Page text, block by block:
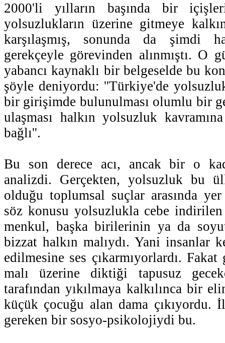
2000'li yılların başında bir
yolsuzlukların üzerine gitmeye
karşılaşmış, sonunda da şimdi
gerekçeyle görevinden alınmıştı. O
yabancı kaynaklı bir belgeselde bu
şöyle deniyordu: ''Türkiye'de
bir girişimde bulunulması olumlu bir
ulaşması halkın yolsuzluk
bağlı''.
Bu son derece acı, ancak bir o
analizdi. Gerçekten, yolsuzluk bu
olduğu toplumsal suçlar arasında
söz konusu yolsuzlukla cebe
menkul, başka birilerinin ya da
bizzat halkın malıydı. Yani insanlar
edilmesine ses çıkarmıyorlardı.
malı üzerine diktiği tapusuz
tarafından yıkılmaya kalkılınca bir
küçük çocuğu alan dama çıkıyordu.
gereken bir sosyo-psikolojiydi bu.